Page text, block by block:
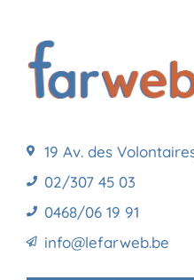
19 Av. des
02/307 45 03
0468/06 19 91
info@lefarweb.be